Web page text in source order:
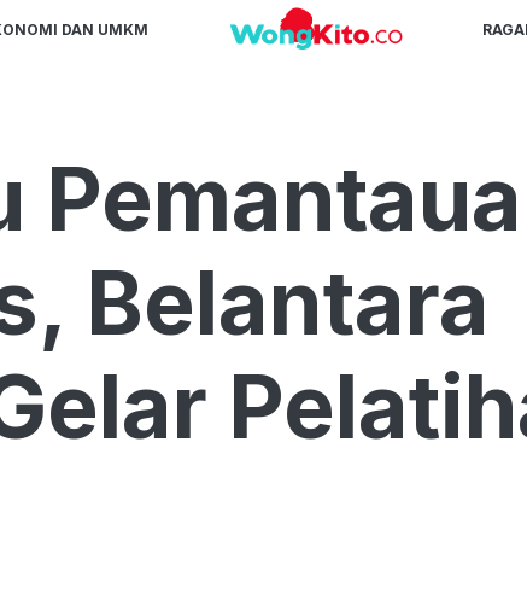
DAN UMKM
Belantara